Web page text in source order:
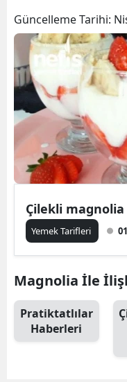
Güncelleme Tarihi:
Çilekli magnolia
Yemek Tarifleri
Magnolia İle
Pratiktatlılar
Haberleri